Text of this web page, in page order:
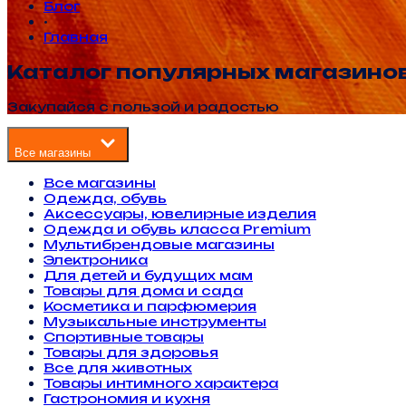
Блог
•
Главная
Каталог популярных
Закупайся с пользой и радостью
Все магазины
Все магазины
Одежда, обувь
Аксессуары, ювелирные изделия
Одежда и обувь класса Premium
Мультибрендовые магазины
Электроника
Для детей и будущих мам
Товары для дома и сада
Косметика и парфюмерия
Музыкальные инструменты
Спортивные товары
Товары для здоровья
Все для животных
Товары интимного характера
Гастрономия и кухня